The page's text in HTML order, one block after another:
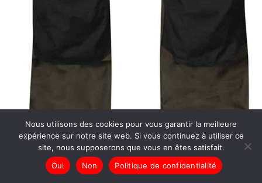
Nous utilisons des cookies pour vous garantir la meilleure
expérience sur notre site web. Si vous continuez à utiliser ce
site, nous supposerons que vous en êtes satisfait.
Oui
Non Politique de confidentialité